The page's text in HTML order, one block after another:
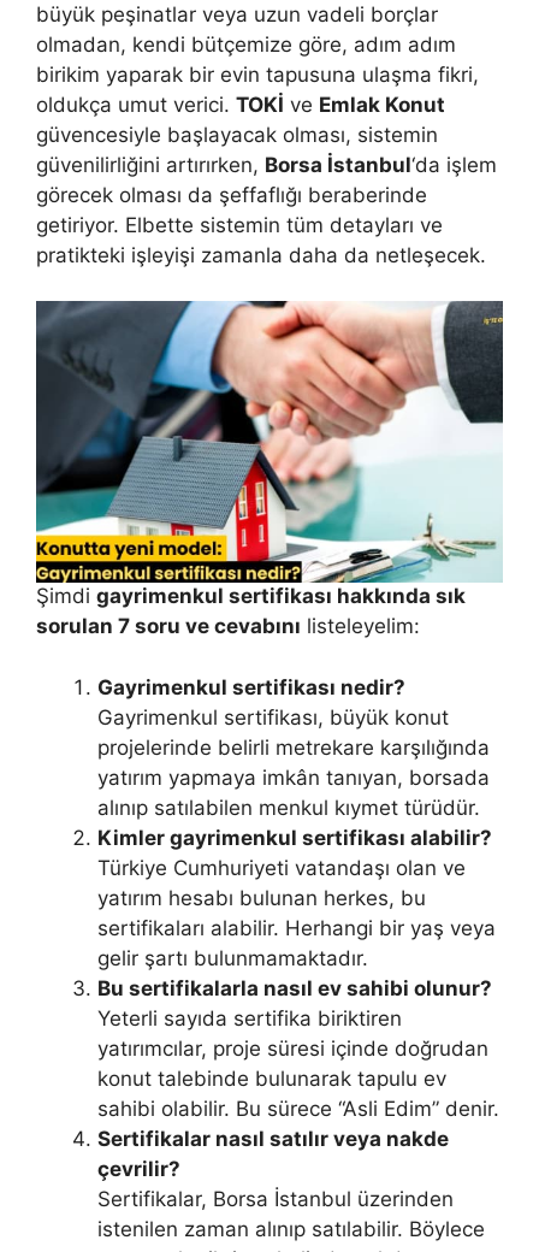
büyük peşinatlar veya uzun vadeli borçlar
olmadan, kendi bütçemize göre, adım adım
birikim yaparak bir evin tapusuna ulaşma fikri,
oldukça umut verici. TOKİ ve Emlak Konut
güvencesiyle başlayacak olması, sistemin
güvenilirliğini artırırken, Borsa İstanbul‘da işlem
görecek olması da şeffaflığı beraberinde
getiriyor. Elbette sistemin tüm detayları ve
pratikteki işleyişi zamanla daha da netleşecek.
Şimdi gayrimenkul sertifikası hakkında sık
sorulan 7 soru ve cevabını listeleyelim:
Gayrimenkul sertifikası nedir?
Gayrimenkul sertifikası, büyük konut
projelerinde belirli metrekare karşılığında
yatırım yapmaya imkân tanıyan, borsada
alınıp satılabilen menkul kıymet türüdür.
Kimler gayrimenkul sertifikası alabilir?
Türkiye Cumhuriyeti vatandaşı olan ve
yatırım hesabı bulunan herkes, bu
sertifikaları alabilir. Herhangi bir yaş veya
gelir şartı bulunmamaktadır.
Bu sertifikalarla nasıl ev sahibi olunur?
Yeterli sayıda sertifika biriktiren
yatırımcılar, proje süresi içinde doğrudan
konut talebinde bulunarak tapulu ev
sahibi olabilir. Bu sürece “Asli Edim” denir.
Sertifikalar nasıl satılır veya nakde
çevrilir?
Sertifikalar, Borsa İstanbul üzerinden
istenilen zaman alınıp satılabilir. Böylece